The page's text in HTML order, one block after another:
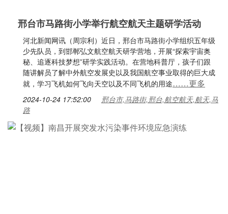
邢台市马路街小学举行航空航天主题研学活动
河北新闻网讯（周宗利）近日，邢台市马路街小学组织五年级
少先队员，到邯郸弘文航空航天研学营地，开展“探索宇宙奥
秘、追逐科技梦想”研学实践活动。在营地科普厅，孩子们跟
随讲解员了解中外航空发展史以及我国航空事业取得的巨大成
就，学习飞机如何飞向天空以及不同飞机的用途……更多
2024-10-24 17:52:00
邢台市,马路街,邢台,航空航天,航天,马
路